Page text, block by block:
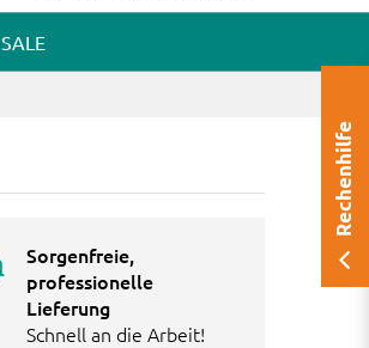
SALE
Sorgenfreie,
professionelle
Lieferung
Schnell an die Arbeit!
Rechenhilfe